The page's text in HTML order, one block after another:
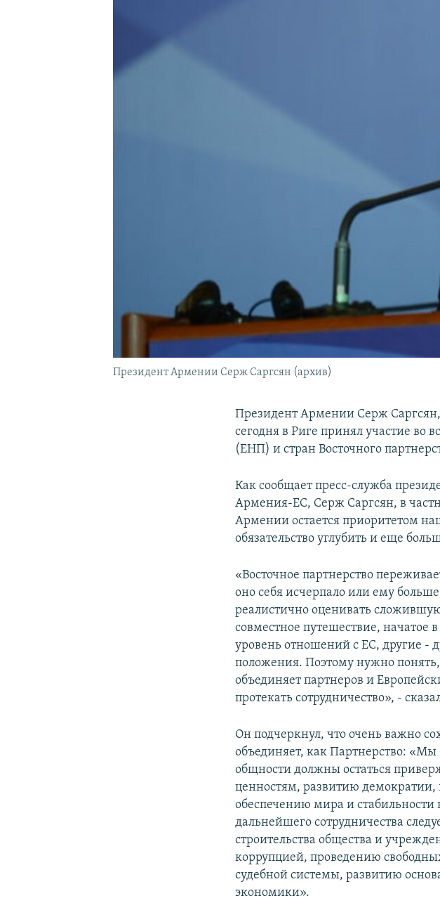
Президент Армении Серж Саргсян (архив)
Президент Армении Серж
сегодня в Риге принял участие во
(ЕНП) и стран Восточного
Как сообщает пресс-служба
Армения-ЕС, Серж Саргсян, в
Армении остается приоритетом
обязательство углубить и еще
«Восточное партнерство
оно себя исчерпало или ему
реалистично оценивать
совместное путешествие, начатое
уровень отношений с ЕС, другие -
положения. Поэтому нужно
объединяет партнеров и
протекать сотрудничество», -
Он подчеркнул, что очень важно
объединяет, как Партнерство: «Мы
общности должны остаться
ценностям, развитию демократии,
обеспечению мира и стабильности
дальнейшего сотрудничества
строительства общества и
коррупцией, проведению
судебной системы, развитию
экономики».